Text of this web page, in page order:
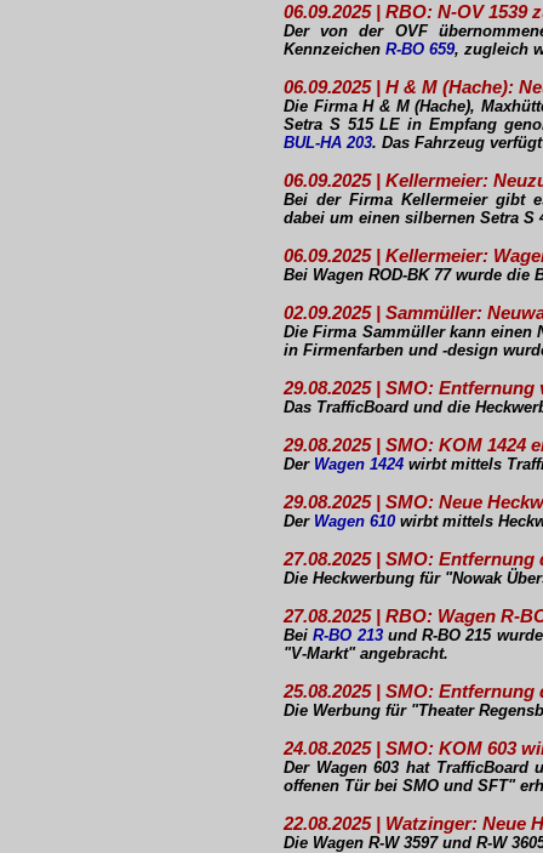
06.09.2025 | RBO: N-OV 1539
Der von der OVF
Kennzeichen R-BO 659, zugleich
06.09.2025 | H & M (Hache):
Die Firma H & M (Hache),
Setra S 515 LE in Empfang
BUL-HA 203. Das Fahrzeug
06.09.2025 | Kellermeier:
Bei der Firma Kellermeier gibt
dabei um einen silbernen Setra S
06.09.2025 | Kellermeier:
Bei Wagen ROD-BK 77 wurde
02.09.2025 | Sammüller:
Die Firma Sammüller kann einen
in Firmenfarben und -design
29.08.2025 | SMO:
Das TrafficBoard und die
29.08.2025 | SMO: KOM
Der Wagen 1424 wirbt mittels
29.08.2025 | SMO: Neue
Der Wagen 610 wirbt mittels
27.08.2025 | SMO:
Die Heckwerbung für "Nowak
27.08.2025 | RBO: Wagen R-
BeiR-BO 213und R-BO 215
"V-Markt" angebracht.
25.08.2025 | SMO:
Die Werbung für "Theater
24.08.2025 | SMO: KOM 603
Der Wagen 603 hat TrafficBoard
offenen Tür bei SMO und SFT"
22.08.2025 | Watzinger: Neue
Die Wagen R-W 3597 und R-W